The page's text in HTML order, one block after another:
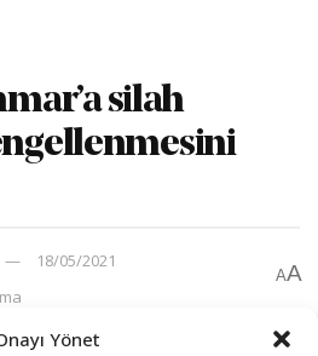
Yönet
silah
18/05/2021
AA